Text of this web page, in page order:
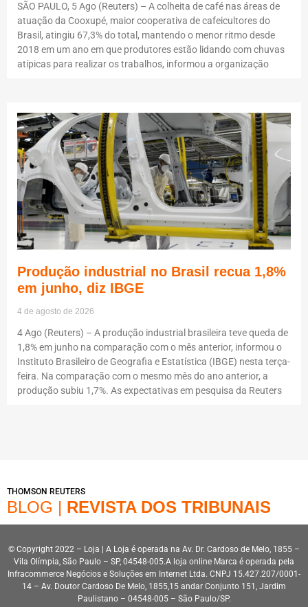
SÃO PAULO, 5 Ago (Reuters) – A colheita de café nas áreas de
atuação da Cooxupé, maior cooperativa de cafeicultores do
Brasil, atingiu 67,3% do total, mantendo o menor ritmo desde
2018 em um ano em que produtores estão lidando com chuvas
atípicas para realizar os trabalhos, informou a organização
Produção industrial no Brasil recua 1,8%
em junho, diz IBGE
4 de agosto de 2026
4 Ago (Reuters) – A produção industrial brasileira teve queda de
1,8% em junho na comparação com o mês anterior, informou o
Instituto Brasileiro de Geografia e Estatística (IBGE) nesta terça-
feira. Na comparação com o mesmo mês do ano anterior, a
produção subiu 1,7%. As expectativas em pesquisa da Reuters
THOMSON REUTERS
BLOG | REVISTA DOS TRIBUNAIS
© Copyright 2022 – Loja | A Loja é operada na Av. Dr. Cardoso de Melo, 1855 –
Vila Olímpia, São Paulo – SP, 04548-005.A loja online Marca é operada pela
Infracommerce Negócios e Soluções em Internet Ltda. CNPJ 15.427.207/0001-
14 – Av. Doutor Cardoso De Melo, 1855,15 andar Conjunto 151, Jardim
Paulistano – 04548-005 – São Paulo/SP.